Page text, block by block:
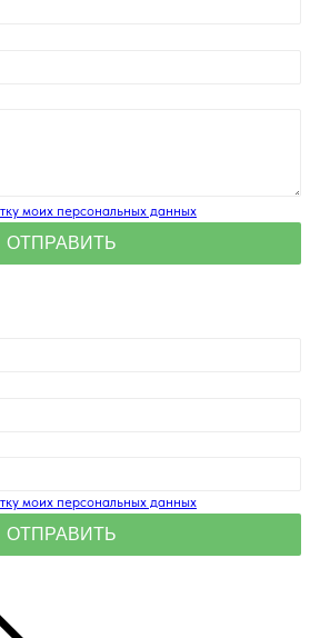
моих персональных данных
моих персональных данных